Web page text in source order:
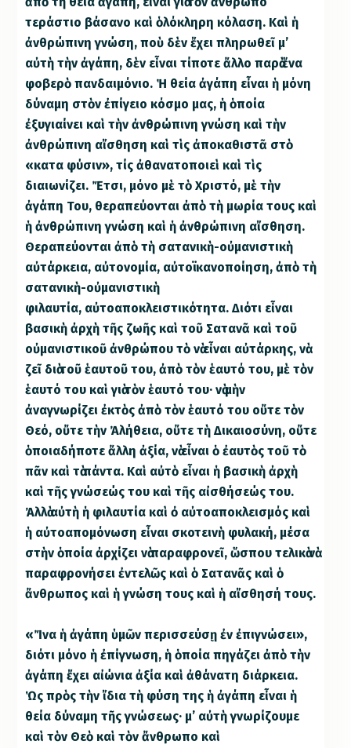
τεράστιο βάσανο καὶ ὁλόκληρη κόλαση. Καὶ ἡ
ἀνθρώπινη γνώση, ποὺ δὲν ἔχει πληρωθεῖ μ’
αὐτὴ τὴν ἀγάπη, δὲν εἶναι τίποτε ἄλλο παρὰ ἕνα
φοβερὸ πανδαιμόνιο. Ἡ θεία ἀγάπη εἶναι ἡ μόνη
δύναμη στὸν ἐπίγειο κόσμο μας, ἡ ὁποία
ἐξυγιαίνει καὶ τὴν ἀνθρώπινη γνώση καὶ τὴν
ἀνθρώπινη αἴσθηση καὶ τὶς ἀποκαθιστᾶ στὸ
«κατα φύσιν», τίς ἀθανατοποιεὶ καὶ τὶς
διαιωνίζει. Ἔτσι, μόνο μὲ τὸ Χριστό, μὲ τὴν
ἀγάπη Του, θεραπεύονται ἀπὸ τὴ μωρία τους καὶ
ἡ ἀνθρώπινη γνώση καὶ ἡ ἀνθρώπινη αἴσθηση.
Θεραπεύονται ἀπὸ τὴ σατανικὴ-οὐμανιστικὴ
αὐτάρκεια, αὐτονομία, αὐτοϊκανοποίηση, ἀπὸ τὴ
σατανικὴ-οὐμανιστικὴ
φιλαυτία, αὐτοαποκλειστικότητα. Διότι εἶναι
βασικὴ ἀρχὴ τῆς ζωῆς καὶ τοῦ Σατανᾶ καὶ τοῦ
οὐμανιστικοῦ ἀνθρώπου τὸ νὰ εἶναι αὐτάρκης, νὰ
ζεῖ διὰ τοῦ ἑαυτοῦ του, ἀπὸ τὸν ἑαυτό του, μὲ τὸν
ἑαυτό του καὶ γιὰ τὸν ἑαυτό του· νὰ μὴν
ἀναγνωρίζει ἐκτὸς ἀπὸ τὸν ἑαυτό του οὔτε τὸν
Θεό, οὔτε τὴν Ἀλήθεια, οὔτε τὴ Δικαιοσύνη, οὔτε
ὁποιαδήποτε ἄλλη ἀξία, νὰ εἶναι ὁ ἐαυτὸς τοῦ τὸ
πᾶν καὶ τὰ πάντα. Καὶ αὐτὸ εἶναι ἡ βασικὴ ἀρχὴ
καὶ τῆς γνώσεώς του καὶ τῆς αἰσθήσεώς του.
Ἀλλὰ αὐτὴ ἡ φιλαυτία καὶ ὀ αὐτοαποκλεισμός καὶ
ἡ αὐτοαπομόνωση εἶναι σκοτεινὴ φυλακή, μέσα
στὴν ὁποία ἀρχίζει νὰ παραφρονεῖ, ὥσπου τελικὰ νὰ
παραφρονήσει ἐντελῶς καὶ ὁ Σατανᾶς καὶ ὁ
ἄνθρωπος καὶ ἡ γνώση τους καὶ ἡ αἴσθησή τους.
«Ἴνα ἡ ἀγάπη ὑμῶν περισσεύσῃ ἐν ἐπιγνώσει»,
διότι μόνο ἡ ἐπίγνωση, ἡ ὁποία πηγάζει ἀπὸ τὴν
ἀγάπη ἔχει αἰώνια ἀξία καὶ ἀθάνατη διάρκεια.
Ὡς πρὸς τὴν ἴδια τὴ φύση της ἡ ἀγάπη εἶναι ἡ
θεία δύναμη τῆς γνώσεως· μ’ αὐτὴ γνωρίζουμε
καὶ τὸν Θεὸ καὶ τὸν ἄνθρωπο καὶ